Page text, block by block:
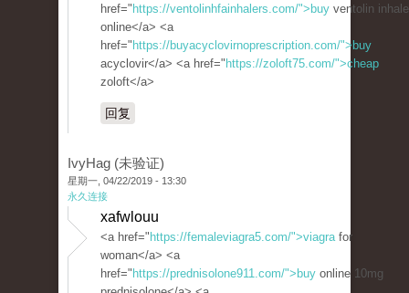
href=" https://ventolinhfainhalers.com/">buy ventolin
online</a> <a
href=" https://buyacyclovirnoprescription.com/">buy
acyclovir</a> <a href=" https://zoloft75.com/">cheap
zoloft</a>
回复
IvyHag (未验证)
星期一, 04/22/2019 - 13:30
永久连接
xafwlouu
<a href=" https://femaleviagra5.com/">viagrafor
woman</a> <a
href=" https://prednisolone911.com/">buy online 10mg